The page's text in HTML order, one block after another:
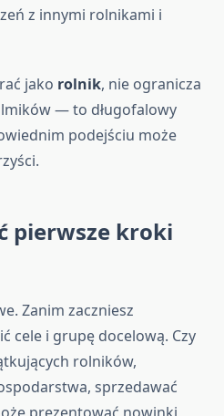
z innymi rolnikami i
jako rolnik, nie ogranicza
— to długofalowy
podejściu może
pierwsze kroki
Zanim zaczniesz
cele i grupę docelową. Czy
rolników,
sprzedawać